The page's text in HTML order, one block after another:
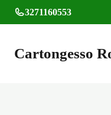
al
3271160553
Cartongesso